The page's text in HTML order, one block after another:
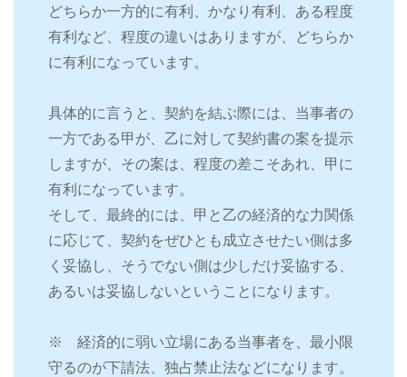
どちらか一方的に有利、かなり有利、ある程度
有利など、程度の違いはありますが、どちらか
に有利になっています。
具体的に言うと、契約を結ぶ際には、当事者の
一方である甲が、乙に対して契約書の案を提示
しますが、その案は、程度の差こそあれ、甲に
有利になっています。
そして、最終的には、甲と乙の経済的な力関係
に応じて、契約をぜひとも成立させたい側は多
く妥協し、そうでない側は少しだけ妥協する、
あるいは妥協しないということになります。
※ 経済的に弱い立場にある当事者を、最小限
守るのが下請法、独占禁止法などになります。